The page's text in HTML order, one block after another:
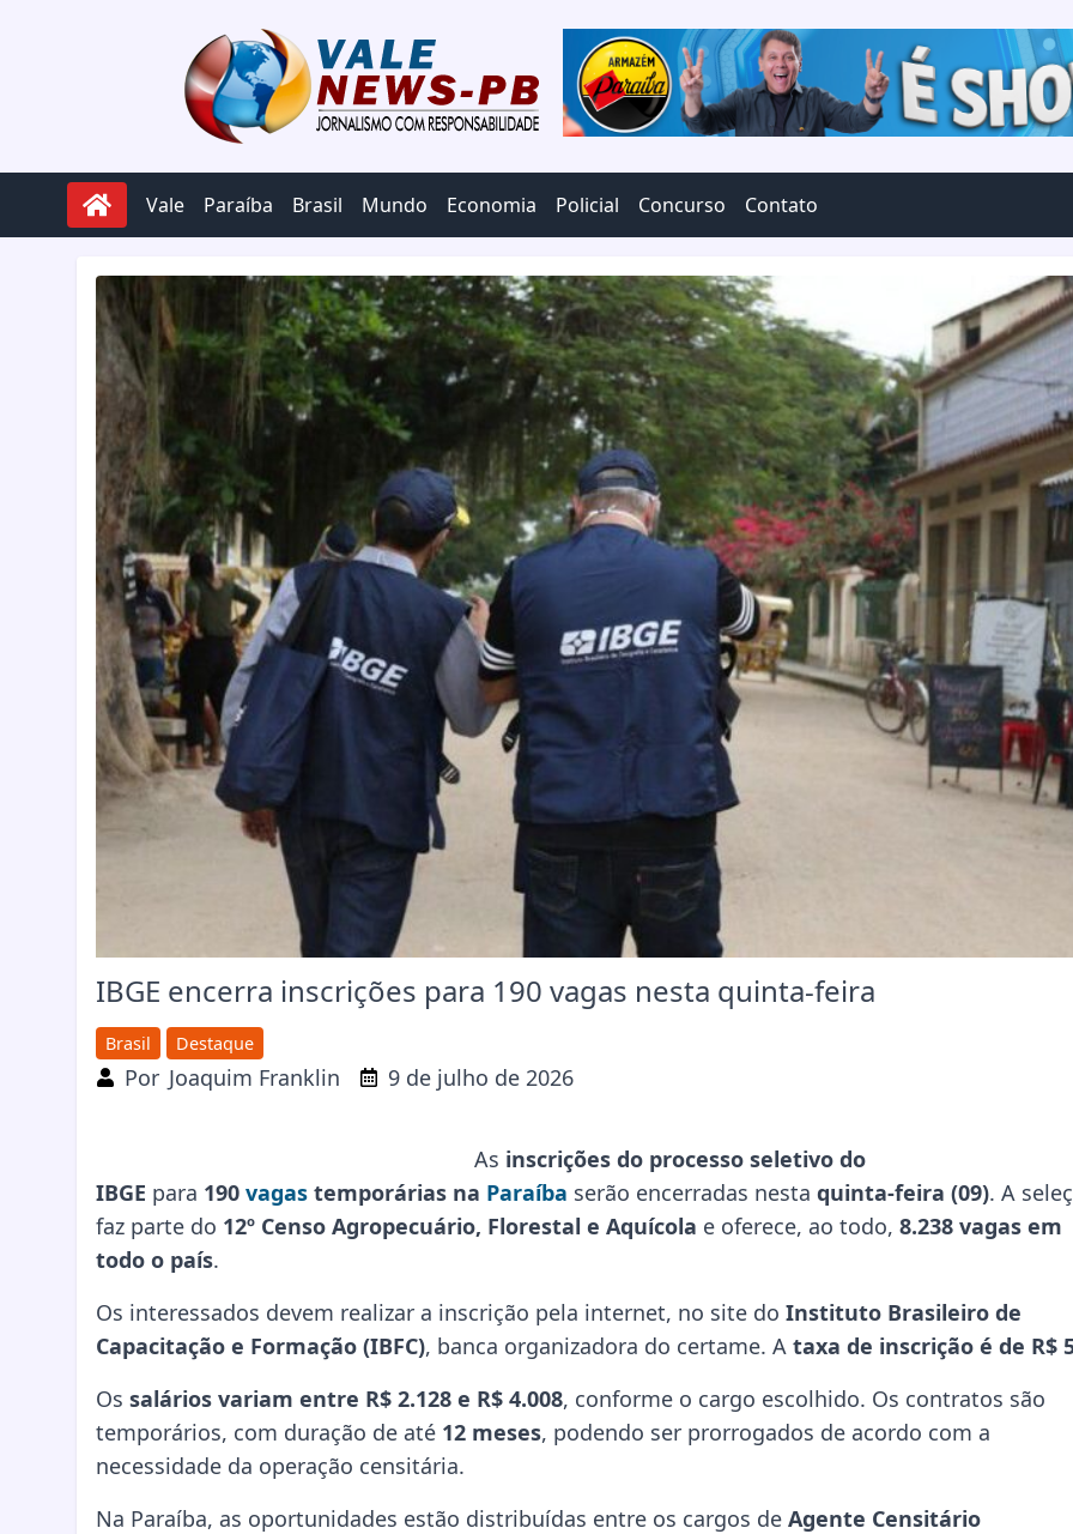
Vale Paraíba Brasil Mundo Economia Policial Concurso Contato
IBGE encerra inscrições para 190 vagas nesta quinta-feira
Brasil Destaque
Por Joaquim Franklin 9 de julho de 2026
As inscrições do processo seletivo do
IBGE para 190 vagas temporárias na Paraíba serão encerradas nesta quinta-feira (09). A
faz parte do 12º Censo Agropecuário, Florestal e Aquícola e oferece, ao todo, 8.238 vagas em
todo o país.
Os interessados devem realizar a inscrição pela internet, no site do Instituto Brasileiro de
Capacitação e Formação (IBFC), banca organizadora do certame. A taxa de inscrição é de R$
Os salários variam entre R$ 2.128 e R$ 4.008, conforme o cargo escolhido. Os contratos são
temporários, com duração de até 12 meses, podendo ser prorrogados de acordo com a
necessidade da operação censitária.
Na Paraíba, as oportunidades estão distribuídas entre os cargos de Agente Censitário